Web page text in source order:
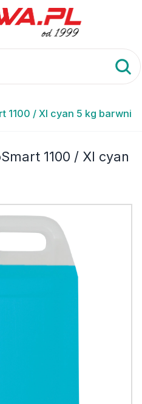
1100 / XI cyan 5 kg barwnik
1100 / XI cyan